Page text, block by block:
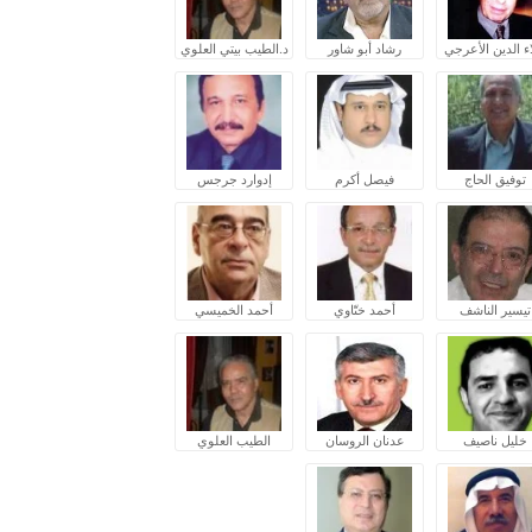
الدين الأعرجي رشاد أبو شاور د.الطيب بيتي العلوي
توفيق الحاج فيصل أكرم إدوارد جرجس
تيسير الناشف أحمد ختّاوي أحمد الخميسي
خليل ناصيف عدنان الروسان الطيب العلوي